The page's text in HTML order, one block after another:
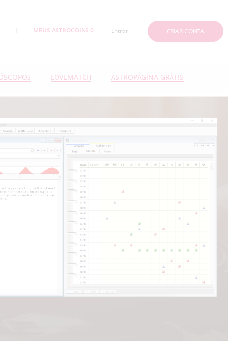
MEUS ASTROCOINS 0 Entrar CRIAR CONTA
LOVEMATCH ASTROPÁGINA GRÁTIS